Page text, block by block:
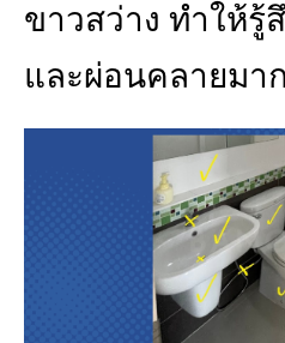
ขาวสว่าง ทำให้รู้
และผ่อนคลายมา